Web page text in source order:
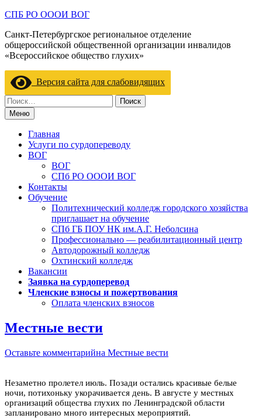
Перейти
содержимому
СПБ РО ОООИ ВОГ
Санкт-Петербургское региональное отделение
общероссийской общественной организации инвалидов
«Всероссийское общество глухих»
Версия сайта для слабовидящих
Найти:
Меню
Главная
Услуги по сурдопереводу
ВОГ
ВОГ
СПб РО ОООИ ВОГ
Контакты
Обучение
Политехнический колледж городского хозяйства
приглашает на обучение
СПб ГБ ПОУ НК им.А.Г. Неболсина
Профессионально — реабилитационный центр
Автодорожный колледж
Охтинский колледж
Вакансии
Заявка на сурдоперевод
Членские взносы и пожертвования
Оплата членских взносов
Местные вести
Оставьте комментарийна Местные вести
Незаметно пролетел июль. Позади остались красивые белые
ночи, потихоньку укорачивается день. В августе у местных
организаций общества глухих по Ленинградской области
запланировано много интересных мероприятий.